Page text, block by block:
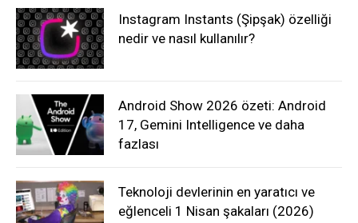
Instagram Instants (Şipşak) özelliği
nedir ve nasıl kullanılır?
Android Show 2026 özeti: Android
17, Gemini Intelligence ve daha
fazlası
Teknoloji devlerinin en yaratıcı ve
eğlenceli 1 Nisan şakaları (2026)